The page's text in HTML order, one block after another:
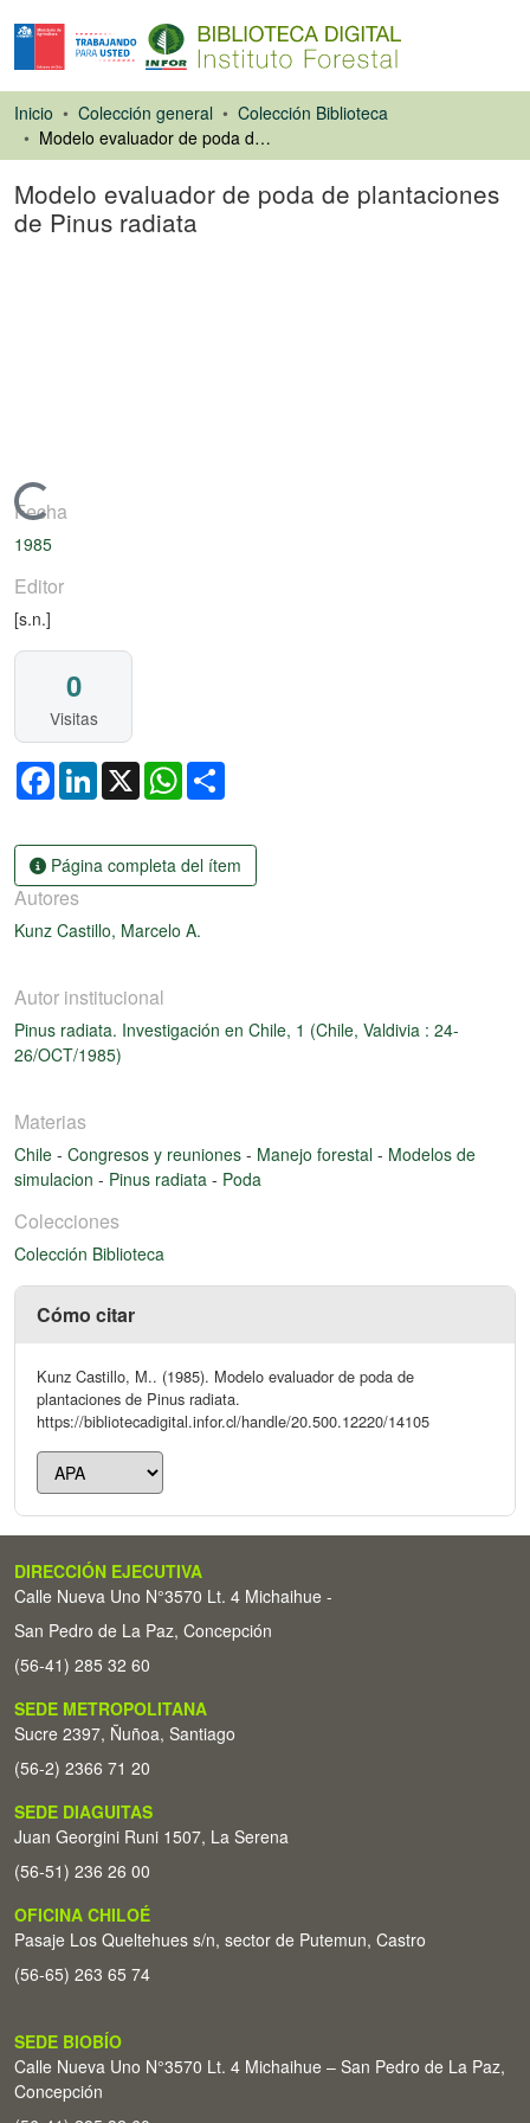
Inicio Colección general
Colección Biblioteca
Modelo evaluador de poda de plantaciones de Pinus radiata
Modelo evaluador de poda de plantaciones
de Pinus radiata
Cargando...
Fecha
1985
Editor
[s.n.]
0
Visitas
FacebookLinkedIn
X WhatsApp
Página completa del ítem
Autores
Kunz Castillo, Marcelo A.
Autor institucional
Pinus radiata. Investigación en Chile, 1 (Chile, Valdivia : 24-
26/OCT/1985)
Materias
Chile - Congresos y reuniones - Manejo forestal - Modelos de
simulacion - Pinus radiata - Poda
Colecciones
Colección Biblioteca
Cómo citar
Kunz Castillo, M.. (1985). Modelo evaluador de poda de
plantaciones de Pinus radiata.
https://bibliotecadigital.infor.cl/handle/20.500.12220/14105
DIRECCIÓN EJECUTIVA
Calle Nueva Uno N°3570 Lt. 4 Michaihue -
San Pedro de La Paz, Concepción
(56-41) 285 32 60
SEDE METROPOLITANA
Sucre 2397, Ñuñoa, Santiago
(56-2) 2366 71 20
SEDE DIAGUITAS
Juan Georgini Runi 1507, La Serena
(56-51) 236 26 00
OFICINA CHILOÉ
Pasaje Los Queltehues s/n, sector de Putemun, Castro
(56-65) 263 65 74
SEDE BIOBÍO
Calle Nueva Uno N°3570 Lt. 4 Michaihue – San Pedro de La Paz,
Concepción